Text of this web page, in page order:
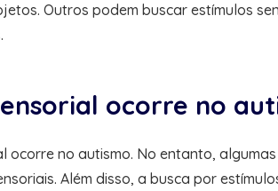
Outros podem buscar estímulos
ocorre no
no autismo. No entanto,
Além disso, a busca por